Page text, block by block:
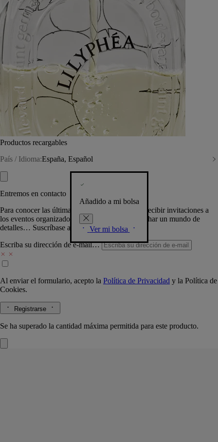
Productos recargables
País / Idioma:España, Español
Añadido a mi bolsa
Ver mi bolsa
Entremos en contacto
Para conocer las últimas creaciones de la Casa, recibir invitaciones a
los eventos organizados por Diptyque y aprovechar un mundo de
detalles… Suscríbase a nuestra newsletter.
Escriba su dirección de e-mail…
Al enviar el formulario, acepto la Política de Privacidad y la Política de
Cookies.
Registrarse
Se ha superado la cantidad máxima permitida para este producto.